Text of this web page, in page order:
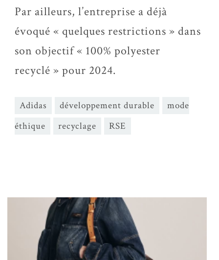
Par ailleurs, l’entreprise a déjà
évoqué « quelques restrictions » dans
son objectif « 100% polyester
recyclé » pour 2024.
Adidas développement durable
mode
éthique
recyclage RSE